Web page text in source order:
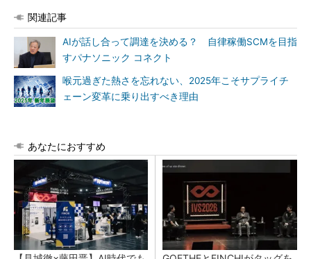
関連記事
AIが話し合って調達を決める？ 自律稼働SCMを目指
すパナソニック コネクト
喉元過ぎた熱さを忘れない、2025年こそサプライチ
ェーン変革に乗り出すべき理由
あなたにおすすめ